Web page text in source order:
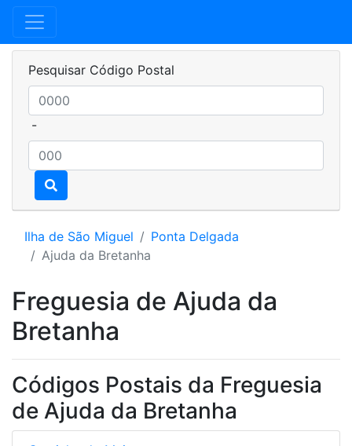
Pesquisar Código Postal
-
Ilha de São Miguel
Ponta Delgada
Ajuda da Bretanha
Freguesia de Ajuda da
Bretanha
Códigos Postais da Freguesia
de Ajuda da Bretanha